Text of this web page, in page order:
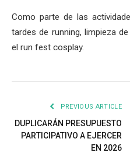
Como parte de las
tardes de running, limpieza
el run fest cosplay.
PREVIOUS ARTICLE
DUPLICARÁN PRESUPUESTO
PARTICIPATIVO A EJERCER
EN 2026